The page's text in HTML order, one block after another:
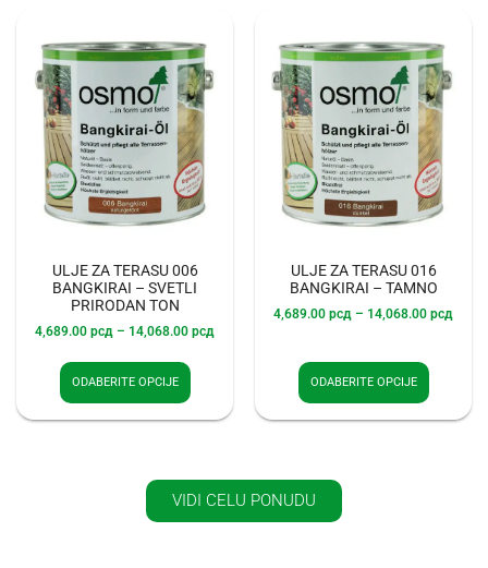
ULJE ZA TERASU 006
BANGKIRAI – SVETLI
PRIRODAN TON
4,689.00 рсд – 14,068.00 рсд
ODABERITE OPCIJE
ULJE ZA TERASU 016
BANGKIRAI – TAMNO
4,689.00 рсд – 14,068.00 рсд
ODABERITE OPCIJE
VIDI CELU PONUDU